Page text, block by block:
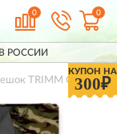
0 0
В РОССИИ
КУПОН НА
300₽
TRIMM